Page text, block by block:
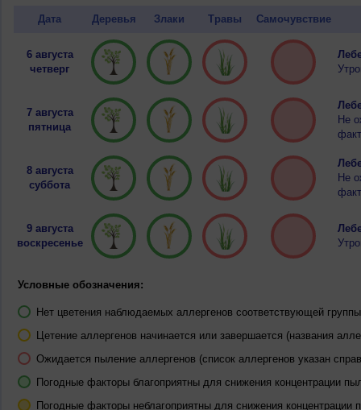
Дата Деревья Злаки Травы Самочувствие
6 августа
четверг
7 августа
пятница
Не
8 августа
суббота
Не
9 августа
воскресенье
Условные обозначения:
Нет цветения наблюдаемых аллергенов соответствующей
Цетение аллергенов начинается или завершается (названия
Ожидается пыление аллергенов (список аллергенов указан
Погодные факторы благоприятны для снижения концентрации
Погодные факторы неблагоприятны для снижения концентрации